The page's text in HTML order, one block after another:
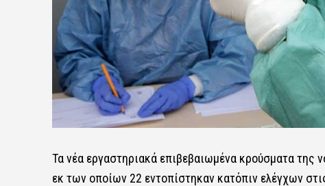
Τα νέα εργαστηριακά επιβεβαιωμένα κρούσματα της
εκ των οποίων 22 εντοπίστηκαν κατόπιν ελέγχων